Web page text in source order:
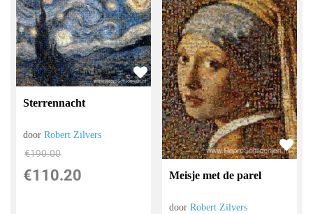
Sterrennacht
doorRobert Zilvers
€190.00
€110.20 Meisje met de parel
doorRobert Zilvers